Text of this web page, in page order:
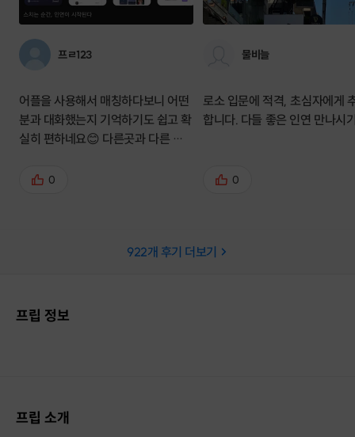
프ㄹ123
어플을 사용해서 매칭하다보니 어떤
분과 대화했는지 기억하기도 쉽고 확
실히 편하네요😊 다른곳과 다른 차
절하고 부드러운 진행이라 만족해요
0
물비늘
로소 입문에 적격, 초심자에게
합니다. 다들 좋은 인연 만나시
0
922개 후기 더보기
프립 정보
프립 소개